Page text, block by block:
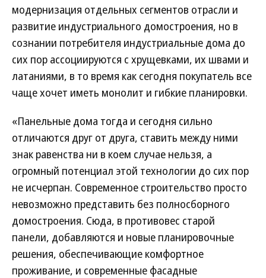
модернизация отдельных сегментов отрасли и
развитие индустриального домостроения, но в
сознании потребителя индустриальные дома до
сих пор ассоциируются с хрущевками, их швами и
латаниями, в то время как сегодня покупатель все
чаще хочет иметь монолит и гибкие планировки.
«Панельные дома тогда и сегодня сильно
отличаются друг от друга, ставить между ними
знак равенства ни в коем случае нельзя, а
огромный потенциал этой технологии до сих пор
не исчерпан. Современное строительство просто
невозможно представить без полносборного
домостроения. Сюда, в противовес старой
панели, добавляются и новые планировочные
решения, обеспечивающие комфортное
проживание, и современные фасадные